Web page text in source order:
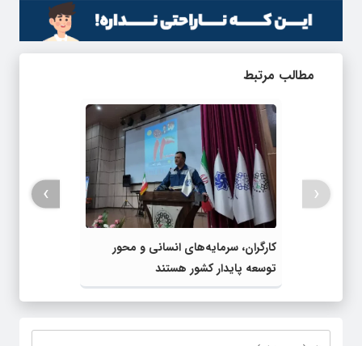
مطالب مرتبط
کارگران، سرمایه‌های انسانی و محور
توسعه پایدار کشور هستند
‹
›